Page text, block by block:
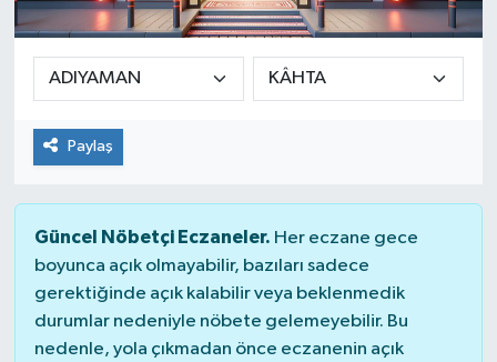
Paylaş
Güncel Nöbetçi Eczaneler. Her eczane gece
boyunca açık olmayabilir, bazıları sadece
gerektiğinde açık kalabilir veya beklenmedik
durumlar nedeniyle nöbete gelemeyebilir. Bu
nedenle, yola çıkmadan önce eczanenin açık